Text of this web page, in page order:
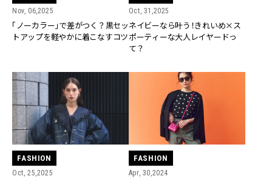
Nov, 06,2025
「ノーカラー」で差がつく？黒セッ
トアップを軽やかに着こなすコツ
Oct, 31,2025
ネイビーなら叶う！きれいめ×ス
ポーティーな大人レイヤードっ
て？
FASHION
Oct, 25,2025
FASHION
Apr, 30,2024